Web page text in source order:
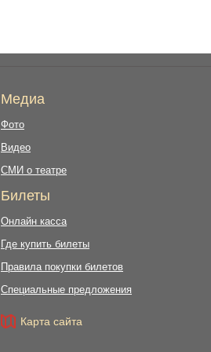
Медиа
Фото
Видео
СМИ о театре
Билеты
Онлайн касса
Где купить билеты
Правила покупки билетов
Специальные предложения
Карта сайта